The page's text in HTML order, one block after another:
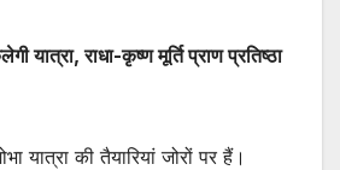
यात्रा, राधा-कृष्ण मूर्ति प्राण प्रतिष्ठा
यात्रा की तैयारियां जोरों पर हैं।